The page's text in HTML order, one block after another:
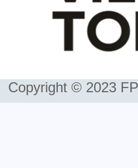
Copyright © 2023